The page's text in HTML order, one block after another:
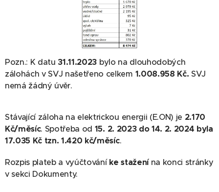
Pozn.: K datu31.11.2023 bylo na dlouhodobých
zálohách v SVJ našetřeno celkem 1.008.958 Kč. SVJ
nemá žádný úvěr.
Stávající záloha na elektrickou energii (E.ON) je 2.170
Kč/měsíc. Spotřeba od 15. 2. 2023 do 14. 2. 2024 byla
17.035 Kč tzn. 1.420 kč/měsíc.
Rozpis plateb a vyúčtováníke staženína konci stránky
v sekci Dokumenty.